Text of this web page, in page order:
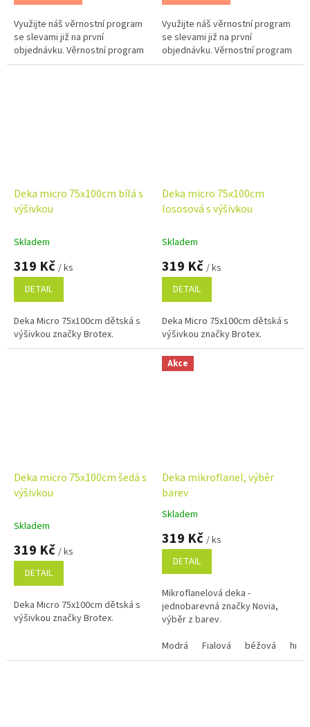
Využijte náš věrnostní program
se slevami již na první
objednávku. Věrnostní program
Využijte náš věrnostní program
se slevami již na první
objednávku. Věrnostní program
Deka micro 75x100cm bílá s
výšivkou
Skladem
319 Kč / ks
DETAIL
Deka Micro 75x100cm dětská s
výšivkou značky Brotex.
Deka micro 75x100cm
lososová s výšivkou
Skladem
319 Kč / ks
DETAIL
Deka Micro 75x100cm dětská s
výšivkou značky Brotex.
Deka micro 75x100cm šedá s
výšivkou
Skladem
319 Kč / ks
DETAIL
Deka Micro 75x100cm dětská s
výšivkou značky Brotex.
Akce
Deka mikroflanel, výběr
barev
Průměrné
hodnocení
produktu
5,0
5
hvězdiček.
Skladem
319 Kč / ks
DETAIL
Mikroflanelová deka -
jednobarevná značky Novia,
výběr z barev.
Modrá
Fialová béžová